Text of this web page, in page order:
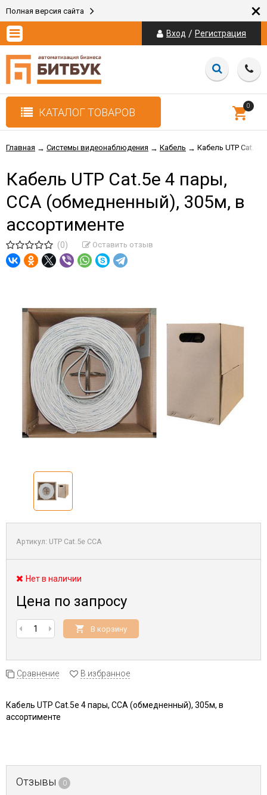
Полная версия сайта ×
Вход / Регистрация
КАТАЛОГ ТОВАРОВ
0
Главная → Системы видеонаблюдения → Кабель → Кабель UTP
Кабель UTP Cat.5e 4 пары,
CCA (обмедненный), 305м, в
ассортименте
(0) Оставить отзыв
Артикул: UTP Cat.5e CCA
Нет в наличии
Цена по запросу
В корзину
Сравнение В избранное
Кабель UTP Cat.5e 4 пары, CCA (обмедненный), 305м, в
ассортименте
Отзывы 0